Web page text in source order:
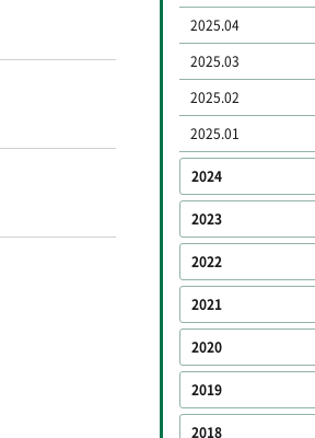
2025.04
2025.03
2025.02
2025.01
2024
2023
2022
2021
2020
2019
2018